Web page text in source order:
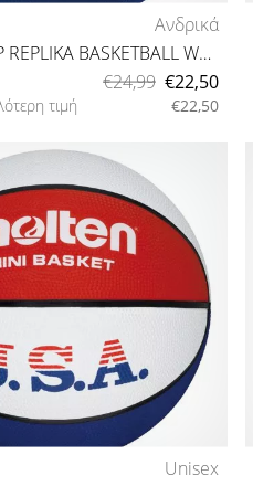
Ανδρικά
B7C1600-M3P REPLIKA BASKETBALL WORLD CUP 2023
€24,99 €22,50
τιμή €22,50
Unisex